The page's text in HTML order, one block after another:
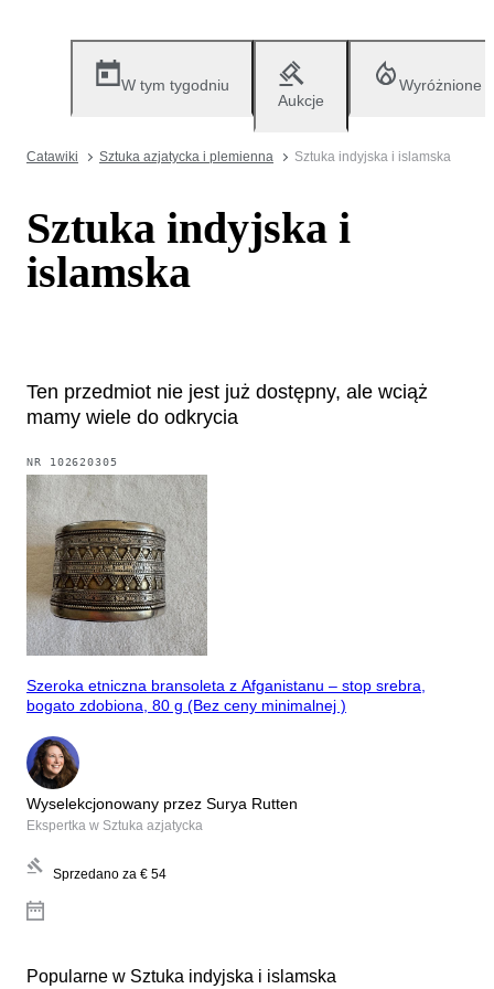
W tym tygodniu
Aukcje
Wyróżnione
Catawiki Sztuka azjatycka i plemienna Sztuka indyjska i islamska
Sztuka indyjska i
islamska
Ten przedmiot nie jest już dostępny, ale wciąż
mamy wiele do odkrycia
NR 102620305
Szeroka etniczna bransoleta z Afganistanu – stop srebra,
bogato zdobiona, 80 g (Bez ceny minimalnej )
Wyselekcjonowany przez Surya Rutten
Ekspertka w Sztuka azjatycka
Sprzedano za € 54
Popularne w Sztuka indyjska i islamska